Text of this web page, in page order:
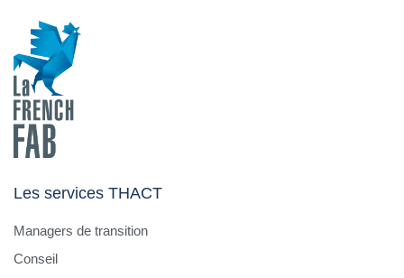
Les services THACT
Managers de transition
Conseil